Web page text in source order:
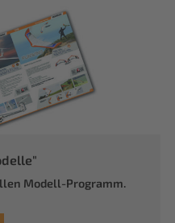
Modell-Programm.